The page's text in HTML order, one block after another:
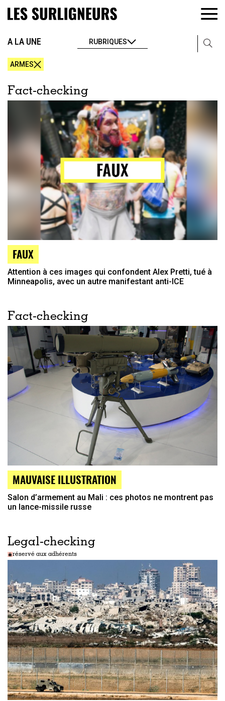
A LA UNE RUBRIQUES
ARMES
Fact-checking
FAUX
Attention à ces images qui confondent Alex Pretti, tué à
Minneapolis, avec un autre manifestant anti-ICE
Fact-checking
MAUVAISE ILLUSTRATION
Salon d’armement au Mali : ces photos ne montrent pas
un lance-missile russe
Legal-checking
réservé aux adhérents